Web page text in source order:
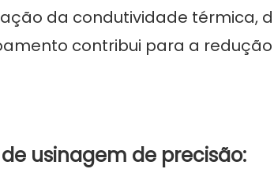
da condutividade térmica,
contribui para a
usinagem de precisão: